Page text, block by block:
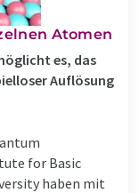
Atomen
es, das
Auflösung
for Basic
haben mit